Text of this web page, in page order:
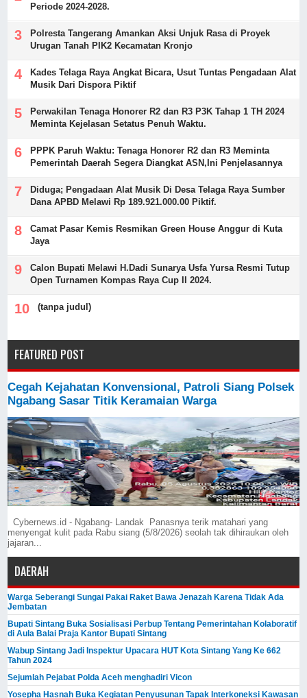
Periode 2024-2028.
Polresta Tangerang Amankan Aksi Unjuk Rasa di Proyek
Urugan Tanah PIK2 Kecamatan Kronjo
Kades Telaga Raya Angkat Bicara, Usut Tuntas Pengadaan Alat
Musik Dari Dispora Piktif
Perwakilan Tenaga Honorer R2 dan R3 P3K Tahap 1 TH 2024
Meminta Kejelasan Setatus Penuh Waktu.
PPPK Paruh Waktu: Tenaga Honorer R2 dan R3 Meminta
Pemerintah Daerah Segera Diangkat ASN,Ini Penjelasannya
Diduga; Pengadaan Alat Musik Di Desa Telaga Raya Sumber
Dana APBD Melawi Rp 189.921.000.00 Piktif.
Camat Pasar Kemis Resmikan Green House Anggur di Kuta
Jaya
Calon Bupati Melawi H.Dadi Sunarya Usfa Yursa Resmi Tutup
Open Turnamen Kompas Raya Cup II 2024.
(tanpa judul)
FEATURED POST
Cegah Kejahatan Konvensional, Patroli Siang Polsek
Ngabang Sasar Titik Keramaian Warga
Cybernews.id - Ngabang- Landak Panasnya terik matahari yang
menyengat kulit pada Rabu siang (5/8/2026) seolah tak dihiraukan oleh
jajaran...
DAERAH
Warga Seberangi Sungai Pakai Raket Bawa Jenazah Karena Tidak Ada
Jembatan
Bupati Sintang Buka Sosialisasi Perbup Tentang Pemerintahan Kolaboratif
di Aula Balai Praja Kantor Bupati Sintang
Wabup Sintang Jadi Inspektur Upacara HUT Kota Sintang Yang Ke 662
Tahun 2024
Sejumlah Pejabat Polda Aceh menghadiri Vicon
Yosepha Hasnah Buka Kegiatan Penyusunan Tapak Interkoneksi Kawasan